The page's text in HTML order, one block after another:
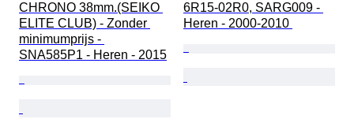
CHRONO 38mm.(SEIKO
ELITE CLUB) - Zonder
minimumprijs -
SNA585P1 - Heren - 2015
6R15-02R0, SARG009 -
Heren - 2000-2010